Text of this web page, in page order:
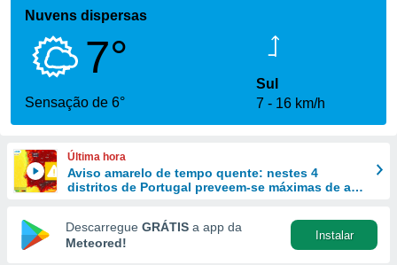
foi
fornecidas
a este
das
e
forma
digital
Nuvens dispersas
7°
Sensação de 6°
Sul
7
16 km/h
Última hora
Aviso amarelo de tempo quente: nestes 4
distritos de Portugal preveem-se máximas de até
Descarregue GRÁTIS a app da
Meteored!
Instalar